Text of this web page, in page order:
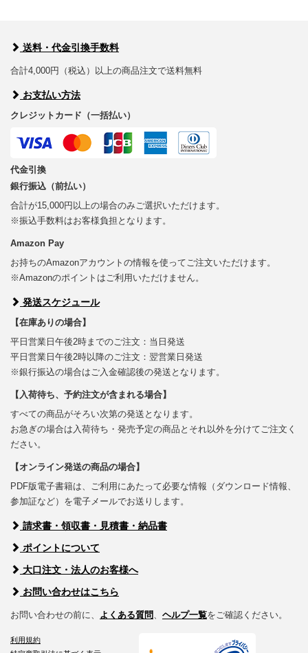
送料・代金引換手数料
合計4,000円（税込）以上の商品注文で送料無料
お支払い方法
クレジットカード（一括払い）
代金引換
銀行振込（前払い）
合計が15,000円以上の場合のみご選択いただけます。
※振込手数料はお客様負担となります。
Amazon Pay
お持ちのAmazonアカウントの情報を使ってご注文いただけます。
※Amazonのポイントはご利用いただけません。
発送スケジュール
【在庫ありの場合】
平日営業日午後2時までのご注文：当日発送
平日営業日午後2時以降のご注文：翌営業日発送
※銀行振込の場合はご入金確認後の発送となります。
【入荷待ち、予約注文が含まれる場合】
すべての商品がそろい次第の発送となります。
お急ぎの場合は入荷待ち・発売予定の商品とそれ以外を分けてご注文く
ださい。
【オンライン発送の商品の場合】
PDF版電子書籍は、ご利用にあたって必要な情報（ダウンロード情報、
参加証など）を電子メールでお送りします。
請求書・領収書・見積書・納品書
ポイントについて
大口注文・法人のお客様へ
お問い合わせはこちら
お問い合わせの前に、 よくある質問 ヘルプ一覧をご確認ください。
利用規約